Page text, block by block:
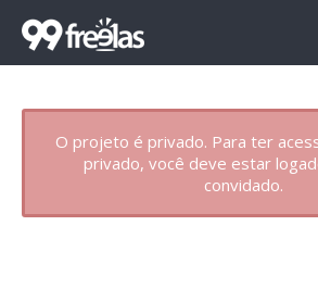
O projeto é privado. Para ter
privado, você deve estar
convidado.